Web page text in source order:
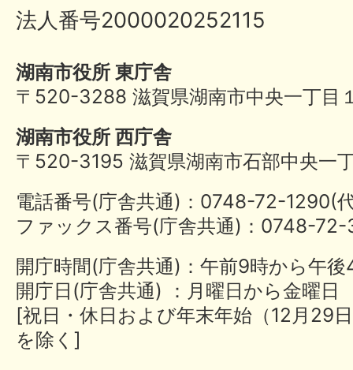
法人番号2000020252115
湖南市役所 東庁舎
〒520-3288 滋賀県湖南市中央一丁目
湖南市役所 西庁舎
〒520-3195 滋賀県湖南市石部中央一
電話番号(庁舎共通)：0748-72-
ファックス番号(庁舎共通)：0748-
開庁時間(庁舎共通)：午前9時から午
開庁日(庁舎共通) ：月曜日から金曜日
[祝日・休日および年末年始（12月29
を除く]